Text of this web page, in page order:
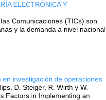
ELECTRÓNICA Y
Comunicaciones (TICs) son
y la demanda a nivel nacional
investigación de operaciones
D. Steiger, R. Wirth y W.
Factors in Implementing an